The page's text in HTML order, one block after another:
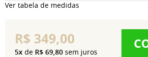
Ver tabela de medidas
R$ 349,00
5x de R$ 69,80 sem juros